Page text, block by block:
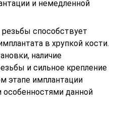
и немедленной
способствует
в хрупкой кости.
наличие
и сильное крепление
этапе имплантации
данной